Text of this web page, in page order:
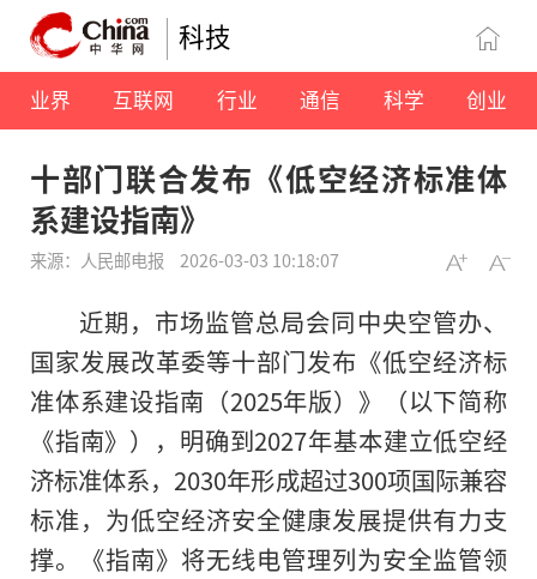
科技
业界 互联网 行业 通信 科学 创业
十部门联合发布《低空经济标准体
系建设指南》
来源：人民邮电报 2026-03-03 10:18:07
近期，市场监管总局会同中央空管办、
国家发展改革委等十部门发布《低空经济标
准体系建设指南（2025年版）》（以下简称
《指南》），明确到2027年基本建立低空经
济标准体系，2030年形成超过300项国际兼容
标准，为低空经济安全健康发展提供有力支
撑。《指南》将无线电管理列为安全监管领